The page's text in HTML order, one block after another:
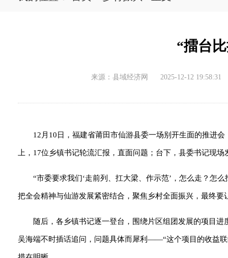
“擂台
来源：县域经济网 2025-12-12 19:58:31
12月10日，福建省莆田市仙游县委一场别开生面的推进
上，17位乡镇书记轮流汇报，直面问题；台下，县委书记现
“市委要求我们‘走前列、扛大梁、作示范’，怎么走？怎
把全会精神与仙游发展紧密结合，聚焦乡村全面振兴，最终
随后，各乡镇书记逐一登台，围绕片区组团发展的项目
吴海端不时插话追问，问题具体而犀利——“这个项目的收益